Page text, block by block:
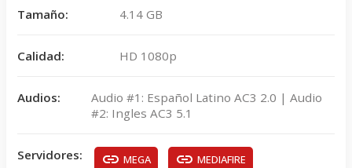
Tamaño: 4.14 GB
Calidad: HD 1080p
Audios:
Audio #1: Español Latino AC3 2.0 | Audio
#2: Ingles AC3 5.1
Servidores: MEGA MEDIAFIRE